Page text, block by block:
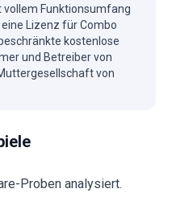
Funktionsumfang
Lizenz für Combo
kostenlose
und Betreiber von
von
Proben analysiert.